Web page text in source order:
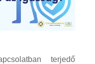
terjedő